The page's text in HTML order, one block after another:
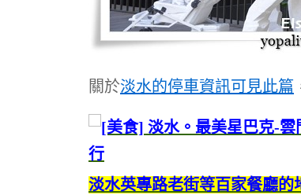
關於淡水的停車資訊可見此篇
淡水英專路老街等百家餐廳的